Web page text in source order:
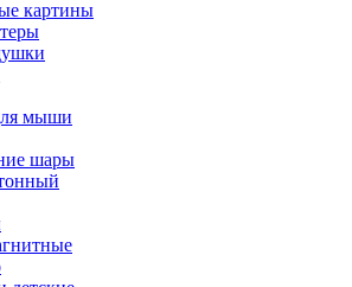
картины
мыши
шары